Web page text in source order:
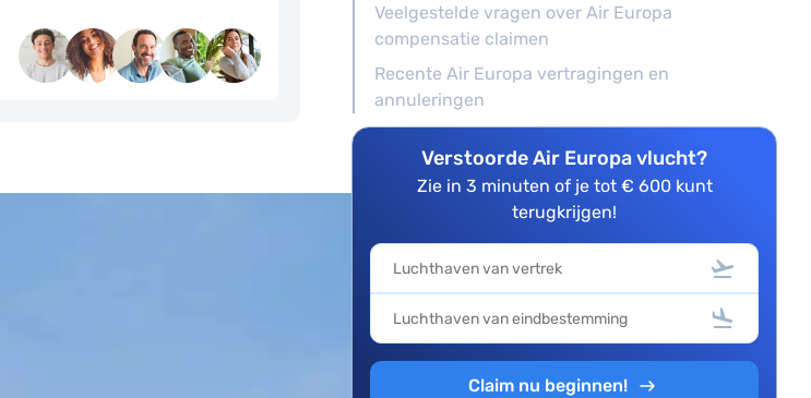
Veelgestelde vragen over Air Europa
compensatie claimen
Recente Air Europa vertragingen en
annuleringen
Verstoorde Air Europa vlucht?
Zie in 3 minuten of je tot € 600 kunt
terugkrijgen!
Claim nu beginnen!